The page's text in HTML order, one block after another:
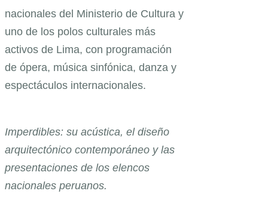
nacionales del Ministerio de Cultura y
uno de los polos culturales más
activos de Lima, con programación
de ópera, música sinfónica, danza y
espectáculos internacionales.
Imperdibles: su acústica, el diseño
arquitectónico contemporáneo y las
presentaciones de los elencos
nacionales peruanos.